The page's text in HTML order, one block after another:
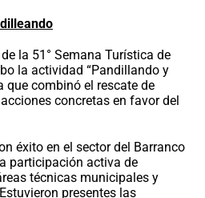
la 51° Semana Turística de
la actividad “Pandillando y
que combinó el rescate de
concretas en favor del
éxito en el sector del Barranco
participación activa de
técnicas municipales y
presentes las